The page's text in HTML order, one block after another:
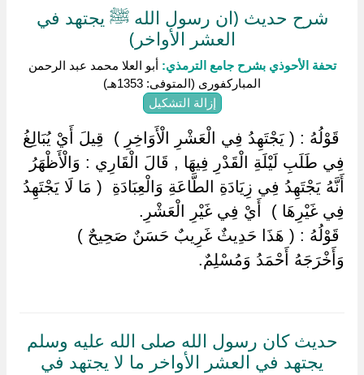
شرح حديث (ان رسول الله ﷺ يجتهد في
العشر الأواخر)
تحفة الأحوذي بشرح جامع الترمذي: أبو العلا محمد عبد الرحمن
المباركفورى (المتوفى: 1353هـ)
إزالة التشكيل
‏ ‏قَوْلُهُ : ( يَجْتَهِدُ فِي الْعَشْرِ الْأَوَاخِرِ ) ‏ ‏قِيلَ أَيْ يُبَالِغُ
فِي طَلَبِ لَيْلَةِ الْقَدْرِ فِيهَا , قَالَ الْقَارِي : وَالْأَظْهَرُ
أَنَّهُ يَجْتَهِدُ فِي زِيَادَةِ الطَّاعَةِ وَالْعِبَادَةِ ‏ ‏( مَا لَا يَجْتَهِدُ
فِي غَيْرِهَا ) ‏ ‏أَيْ فِي غَيْرِ الْعَشْرِ.
‏ ‏قَوْلُهُ : ( هَذَا حَدِيثٌ غَرِيبٌ حَسَنٌ صَحِيحٌ ) ‏
‏وَأَخْرَجَهُ أَحْمَدُ وَمُسْلِمٌ.
حديث كان رسول الله صلى الله عليه وسلم
يجتهد في العشر الأواخر ما لا يجتهد في